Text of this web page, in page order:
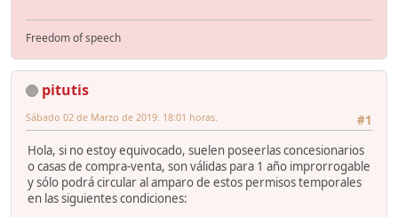
Freedom of speech
pitutis
#1
Sábado 02 de Marzo de 2019. 18:01 horas.
Hola, si no estoy equivocado, suelen poseerlas concesionarios
o casas de compra-venta, son válidas para 1 año improrrogable
y sólo podrá circular al amparo de estos permisos temporales
en las siguientes condiciones: